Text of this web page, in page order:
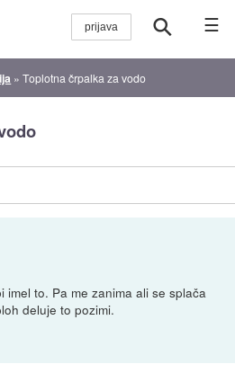
☰
»Toplotna črpalka za vodo
imel to. Pa me zanima ali se splača
deluje to pozimi.